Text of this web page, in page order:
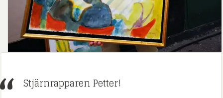
Stjärnrapparen Petter!